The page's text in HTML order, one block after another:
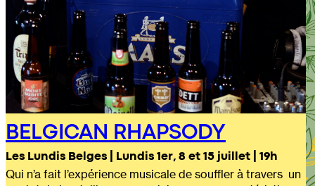
BELGICAN RHAPSODY
Les Lundis Belges | Lundis 1er, 8 et 15 juillet | 19h
Qui n’a fait l’expérience musicale de souffler à travers un